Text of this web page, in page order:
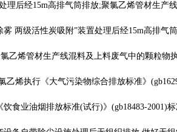
理后经15m高排气筒排放;聚氯乙烯管材生产
雾 两级活性炭吸附”装置处理后经15m高排气
乙烯管材生产线混料及上料废气中的颗粒物
乙烯执行《大气污染物综合排放标准》
食业油烟排放标准(试行)》(gb18483-2001)